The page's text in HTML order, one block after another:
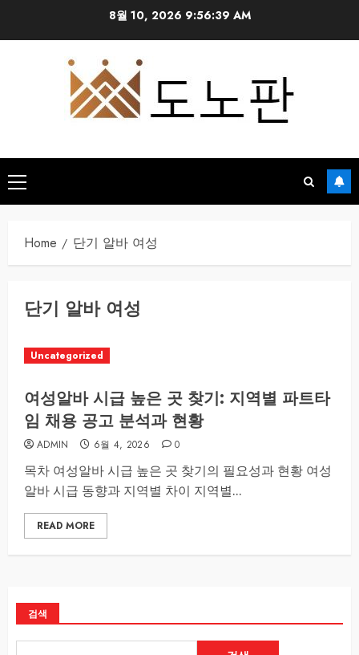
8월 10, 2026 9:56:39 AM
Primary
Menu
Home 단기 알바 여성
단기 알바 여성
Uncategorized
여성알바 시급 높은 곳 찾기: 지역별 파트타
임 채용 공고 분석과 현황
ADMIN 6월 4, 2026 0
목차 여성알바 시급 높은 곳 찾기의 필요성과 현황 여성
알바 시급 동향과 지역별 차이 지역별...
READ MORE
검색